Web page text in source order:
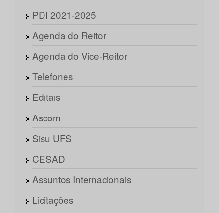
PDI 2021-2025
Agenda do Reitor
Agenda do Vice-Reitor
Telefones
Editais
Ascom
Sisu UFS
CESAD
Assuntos Internacionais
Licitações